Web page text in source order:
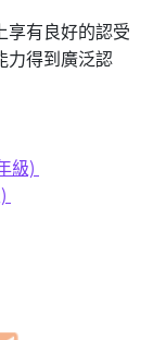
享有良好的認受
力得到廣泛認
級)